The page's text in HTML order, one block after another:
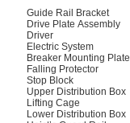
Guide Rail Bracket
Drive Plate Assembly
Driver
Electric System
Breaker Mounting Plate
Falling Protector
Stop Block
Upper Distribution Box
Lifting Cage
Lower Distribution Box